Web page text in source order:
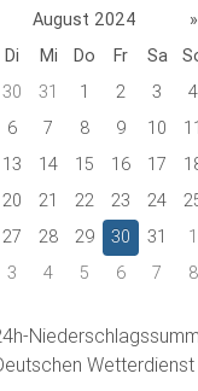
August 2024
»
Di Mi Do Fr Sa
30 31 1 2 3
4
6 7 8 9 10
11
13 14 15 16 17
20 21 22 23 24
27 28 29 30 31
1
3 4 5 6 7 8